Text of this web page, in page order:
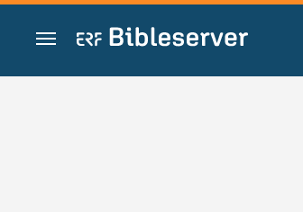
Zum Inhalt springen